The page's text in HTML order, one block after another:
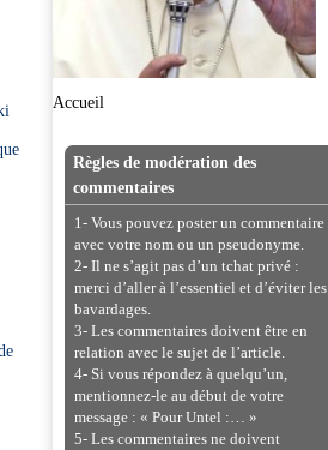
Accueil
Règles de modération des
commentaires
1- Vous pouvez poster un commentaire
avec votre nom ou un pseudonyme.
2- Il ne s’agit pas d’un tchat privé :
merci d’aller à l’essentiel et d’éviter les
bavardages.
3- Les commentaires doivent être en
relation avec le sujet de l’article.
4- Si vous répondez à quelqu’un,
mentionnez-le au début de votre
message : « Pour Untel :… »
5- Les commentaires ne doivent